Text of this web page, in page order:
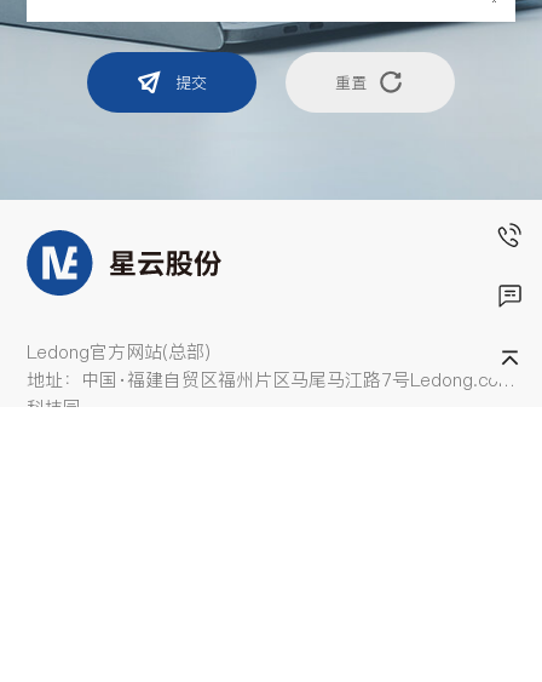
提交 重置
Ledong官方网站(总部)
地址：中国·福建自贸区福州片区马尾马江路7号Ledong.com
科技园